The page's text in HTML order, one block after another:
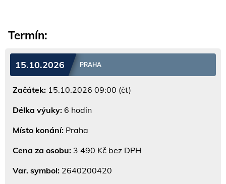
Termín:
15.10.2026 PRAHA
Začátek: 15.10.2026 09:00 (čt)
Délka výuky: 6 hodin
Místo konání: Praha
Cena za osobu: 3 490 Kč bez DPH
Var. symbol: 2640200420